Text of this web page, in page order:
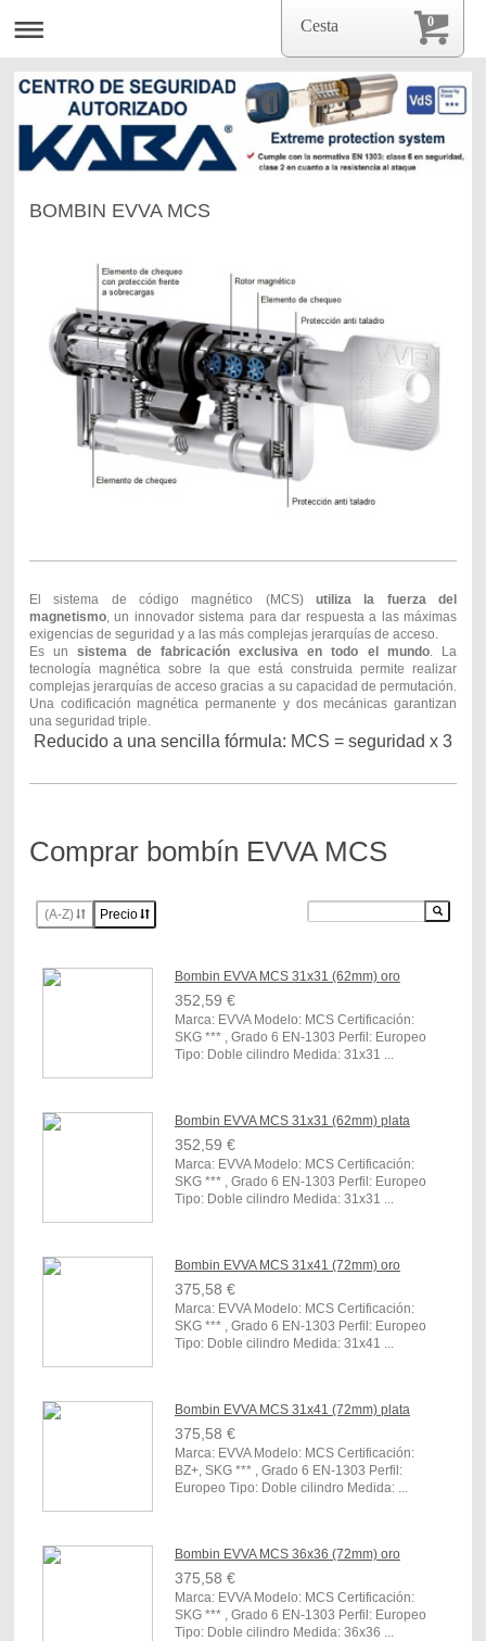
BOMBIN EVVA MCS
El sistema de código magnético (MCS)utiliza la fuerza del
magnetismo, un innovador sistema para dar respuesta a las máximas
exigencias de seguridad y a las más complejas jerarquías de acceso.
Es unsistema de fabricación exclusiva en todo el mundo. La
tecnología magnética sobre la que está construida permite realizar
complejas jerarquías de acceso gracias a su capacidad de permutación.
Una codificación magnética permanente y dos mecánicas garantizan
una seguridad triple.
Reducido a una sencilla fórmula: MCS = seguridad x 3
Comprar bombín EVVA MCS
(A-Z) Precio
Bombin EVVA MCS 31x31 (62mm) oro
352,59 €
Marca: EVVA Modelo: MCS Certificación:
SKG *** , Grado 6 EN-1303 Perfil: Europeo
Tipo: Doble cilindro Medida: 31x31 ...
Bombin EVVA MCS 31x31 (62mm) plata
352,59 €
Marca: EVVA Modelo: MCS Certificación:
SKG *** , Grado 6 EN-1303 Perfil: Europeo
Tipo: Doble cilindro Medida: 31x31 ...
Bombin EVVA MCS 31x41 (72mm) oro
375,58 €
Marca: EVVA Modelo: MCS Certificación:
SKG *** , Grado 6 EN-1303 Perfil: Europeo
Tipo: Doble cilindro Medida: 31x41 ...
Bombin EVVA MCS 31x41 (72mm) plata
375,58 €
Marca: EVVA Modelo: MCS Certificación:
BZ+, SKG *** , Grado 6 EN-1303 Perfil:
Europeo Tipo: Doble cilindro Medida: ...
Bombin EVVA MCS 36x36 (72mm) oro
375,58 €
Marca: EVVA Modelo: MCS Certificación:
SKG *** , Grado 6 EN-1303 Perfil: Europeo
Tipo: Doble cilindro Medida: 36x36 ...
0
Cesta